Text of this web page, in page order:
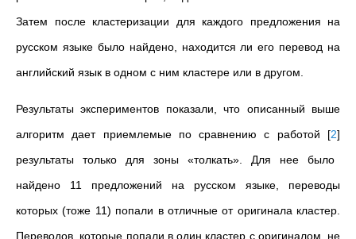
Затем после кластеризации для каждого предложения на
русском языке было найдено, находится ли его перевод на
английский язык в одном с ним кластере или в другом.
Результаты экспериментов показали, что описанный выше
алгоритм дает приемлемые по сравнению с работой [2]
результаты только для зоны «толкать». Для нее было
найдено 11 предложений на русском языке, переводы
которых (тоже 11) попали в отличные от оригинала кластер.
Переводов, которые попали в один кластер с оригиналом, не